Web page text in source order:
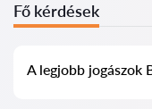
Fő kérdések
A legjobb jogászok